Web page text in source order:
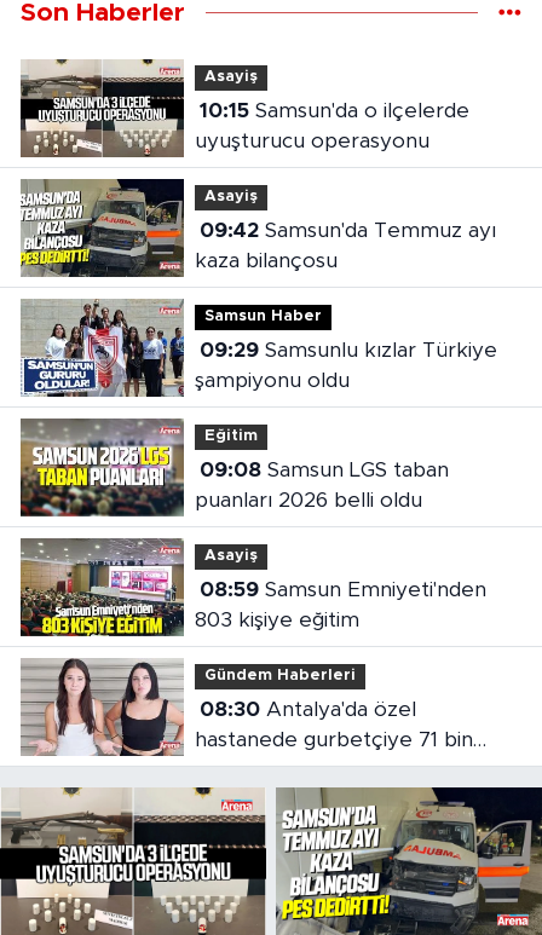
Son Haberler
Asayiş
10:15Samsun'da o ilçelerde
uyuşturucu operasyonu
Asayiş
09:42Samsun'da Temmuz ayı
kaza bilançosu
Samsun Haber
09:29Samsunlu kızlar Türkiye
şampiyonu oldu
Eğitim
09:08Samsun LGS taban
puanları 2026 belli oldu
Asayiş
08:59Samsun Emniyeti'nden
803 kişiye eğitim
Gündem Haberleri
08:30Antalya'da özel
hastanede gurbetçiye 71 bin
liralık fatura